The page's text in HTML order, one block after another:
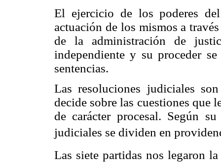
El ejercicio de los poderes
actuación de los mismos a
de la administración de
independiente y su proceder
sentencias.
Las resoluciones judiciales
decide sobre las cuestiones que
de carácter procesal. Según
judiciales se dividen en
Las siete partidas nos legaron